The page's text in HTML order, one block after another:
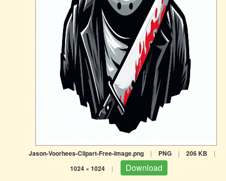
Jason-Voorhees-Clipart-Free-Image.png | PNG | 206 KB |
1024 × 1024 | Download